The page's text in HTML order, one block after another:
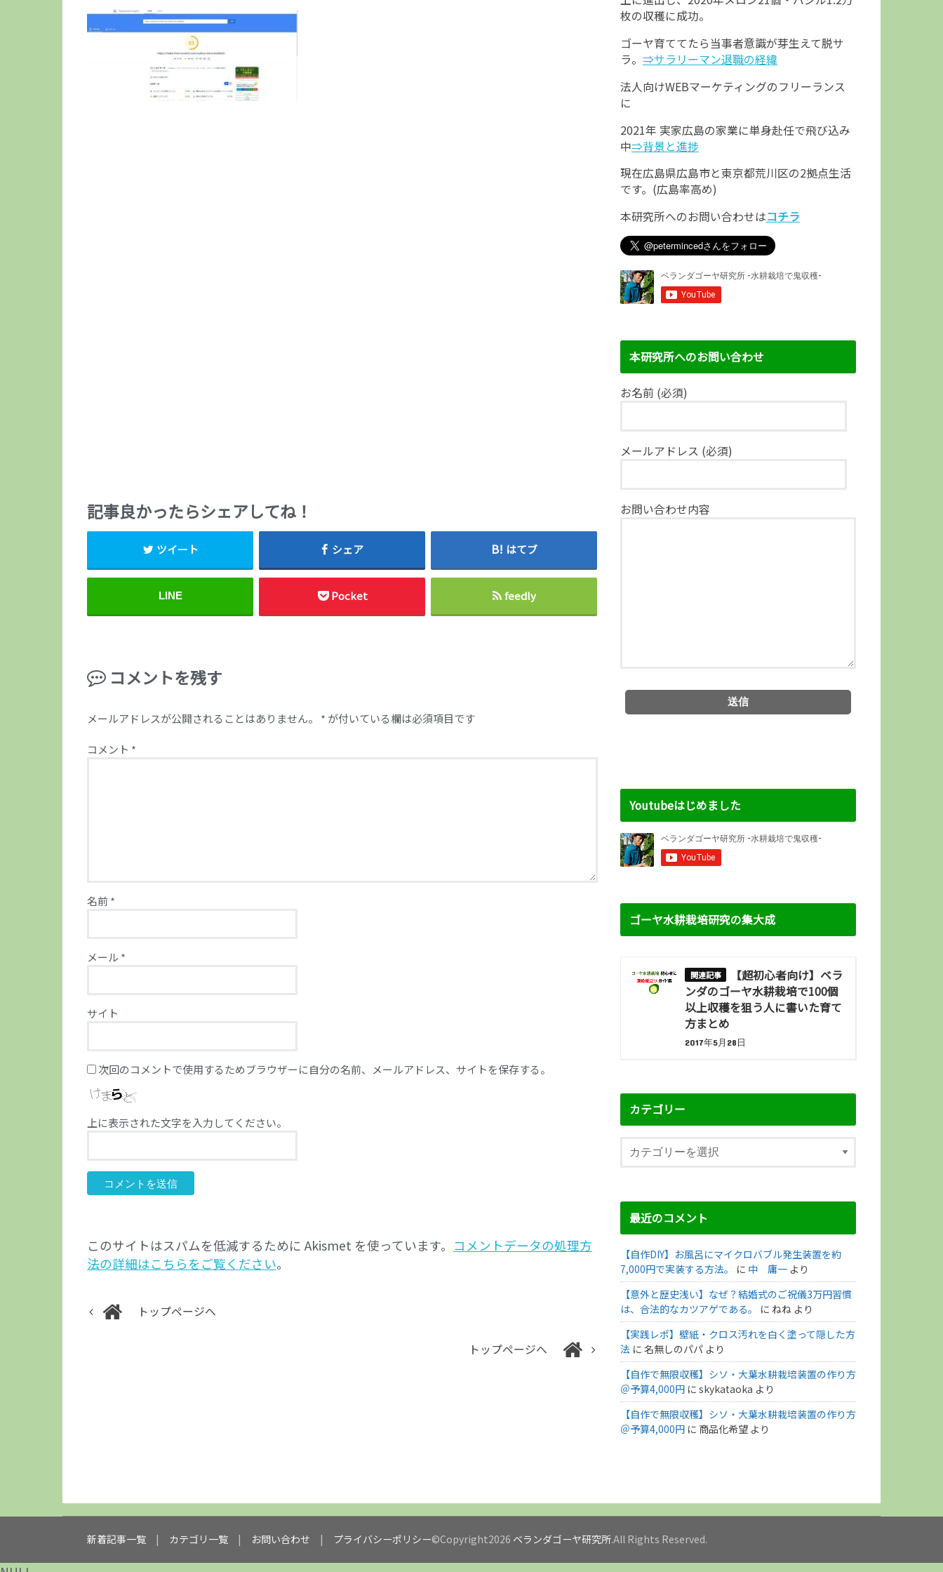
記事良かったらシェアしてね！
ツイート シェア はてブ
LINE Pocket feedly
コメントを残す
メールアドレスが公開されることはありません。 * が付いている欄は必須項目です
コメント *
名前*
メール *
サイト
次回のコメントで使用するためブラウザーに自分の名前、メールアドレス、サイトを保存する。
上に表示された文字を入力してください。
このサイトはスパムを低減するために Akismet を使っています。 コメントデータの処理方
法の詳細はこちらをご覧ください。
トップページへ
トップページへ
枚の収穫に成功。
ゴーヤ育ててたら当事者意識が芽生えて脱サ
ラ。 ⇒サラリーマン退職の経緯
法人向けWEBマーケティングのフリーランス
に
2021年 実家広島の家業に単身赴任で飛び込み
中⇒背景と進捗
現在広島県広島市と東京都荒川区の2拠点生活
です。(広島率高め)
本研究所へのお問い合わせはコチラ
本研究所へのお問い合わせ
お名前 (必須)
メールアドレス (必須)
お問い合わせ内容
Youtubeはじめました
ゴーヤ水耕栽培研究の集大成
【超初心者向け】ベラ
ンダのゴーヤ水耕栽培で100個
以上収穫を狙う人に書いた育て
方まとめ
2017年5月28日
カテゴリー
最近のコメント
【自作DIY】お風呂にマイクロバブル発生装置を約
7,000円で実装する方法。
に 中 庸一 より
【意外と歴史浅い】なぜ？結婚式のご祝儀3万円習慣
は、合法的なカツアゲである。
に ねね より
【実践レポ】壁紙・クロス汚れを白く塗って隠した方
法 に 名無しのパパ より
【自作で無限収穫】シソ・大葉水耕栽培装置の作り方
＠予算4,000円 に skykataoka より
【自作で無限収穫】シソ・大葉水耕栽培装置の作り方
＠予算4,000円 に 商品化希望 より
新着記事一覧 カテゴリ一覧 お問い合わせ プライバシーポリシー©Copyright2026 ベランダゴーヤ研究所.All Rights Reserved.